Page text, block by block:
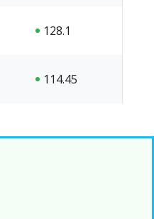
128.1
114.45